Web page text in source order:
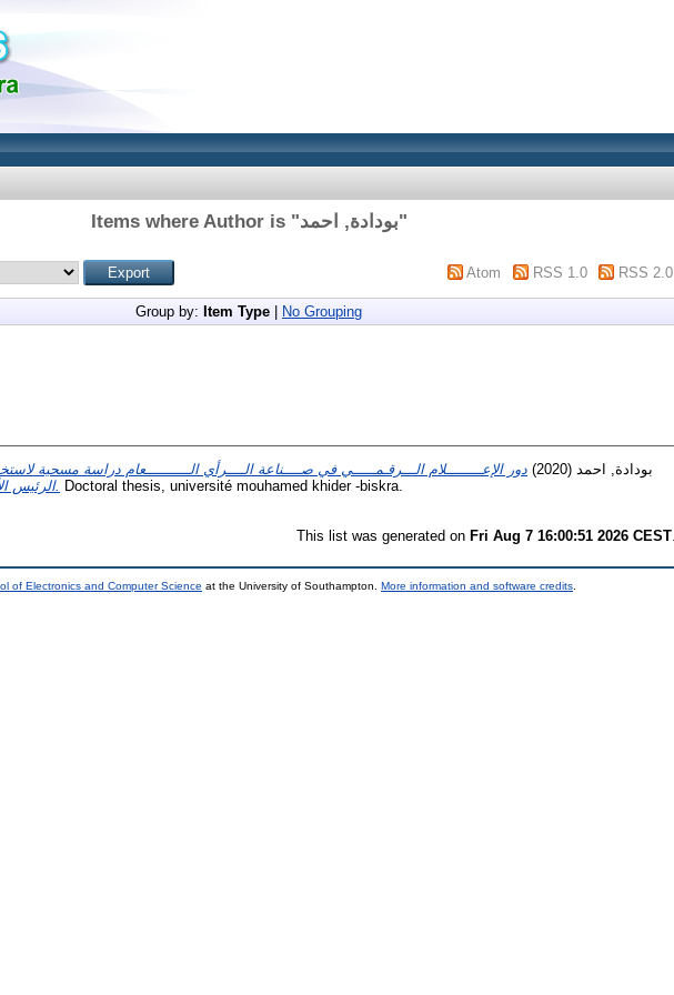
Items where Author is "بودادة, احمد"
Atom RSS 1.0 RSS 2.0
Group by: Item Type No Grouping
بودادة, احمد (2020)
دور الإعــــــــلام الـــرقـمـــــي في صــــناعة الــــرأي الــــــــــعام دراسة مسحية
الرئيس الأمريكي دونالد ترمب – نموذجا. Doctoral thesis, université mouhamed khider -biskra.
This list was generated on Fri Aug 7 16:00:51 2026 CEST
of Electronics and Computer Science at the University of Southampton. More information and software credits